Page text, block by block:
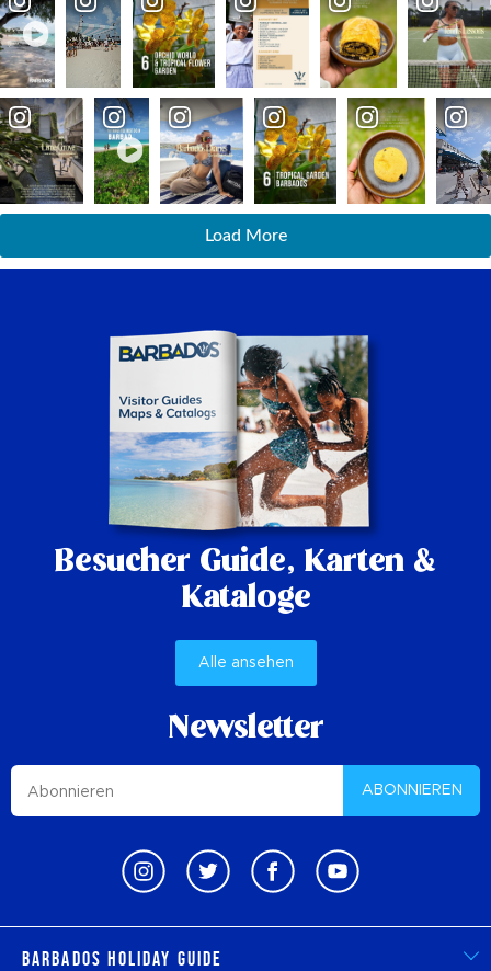
Load More
Besucher Guide, Karten &
Kataloge
Alle ansehen
Newsletter
ABONNIEREN
Barbados Holiday Guide